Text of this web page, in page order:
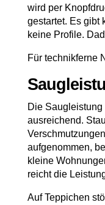
wird per
gestartet. Es gibt
keine Profile.
Für technikferne
Die
ausreichend.
aufgenommen,
kleine
reicht die
Auf Teppichen